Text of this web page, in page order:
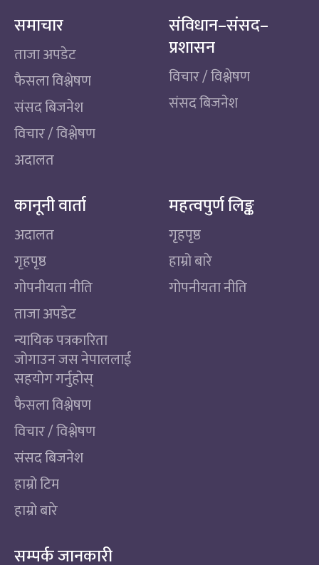
समाचार
ताजा अपडेट
फैसला विश्लेषण
संसद बिजनेश
विचार / विश्लेषण
अदालत
संविधान–संसद–
प्रशासन
विचार / विश्लेषण
संसद बिजनेश
कानूनी वार्ता
अदालत
गृहपृष्ठ
गोपनीयता नीति
ताजा अपडेट
न्यायिक पत्रकारिता
जोगाउन जस नेपाललाई
सहयोग गर्नुहोस्
फैसला विश्लेषण
विचार / विश्लेषण
संसद बिजनेश
हाम्रो टिम
हाम्रो बारे
महत्वपुर्ण लिङ्क
गृहपृष्ठ
हाम्रो बारे
गोपनीयता नीति
सम्पर्क जानकारी